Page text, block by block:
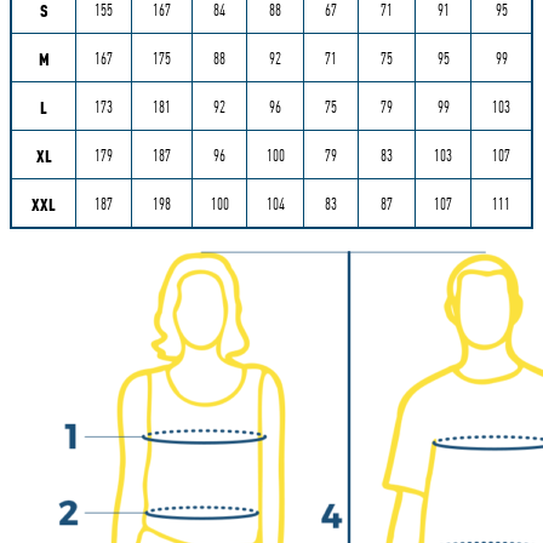
S 155 167 84 88 67 71 91 95
M 167 175 88 92 71 75 95 99
L 173 181 92 96 75 79 99 103
XL 179 187 96 100 79 83 103 107
XXL 187 198 100 104 83 87 107 111